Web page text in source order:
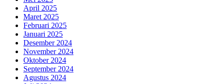
April 2025
Maret 2025
Februari 2025
Januari 2025
Desember 2024
November 2024
Oktober 2024
September 2024
Agustus 2024